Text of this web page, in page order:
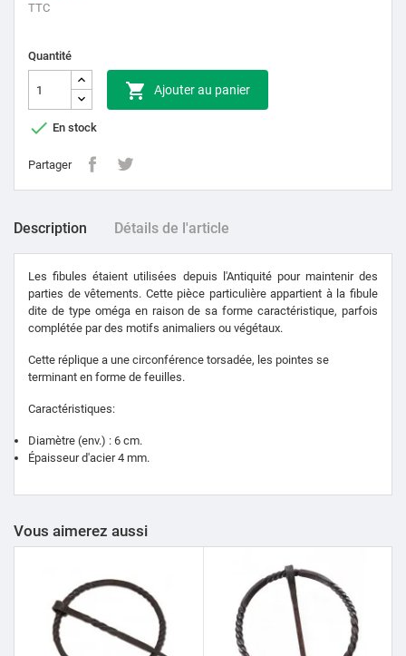
TTC
Quantité
 Ajouter au panier
 En stock
Partager
Description Détails de l'article
Les fibules étaient utilisées depuis l'Antiquité pour maintenir des
parties de vêtements. Cette pièce particulière appartient à la fibule
dite de type oméga en raison de sa forme caractéristique, parfois
complétée par des motifs animaliers ou végétaux.
Cette réplique a une circonférence torsadée, les pointes se
terminant en forme de feuilles.
Caractéristiques:
Diamètre (env.) : 6 cm.
Épaisseur d'acier 4 mm.
Vous aimerez aussi